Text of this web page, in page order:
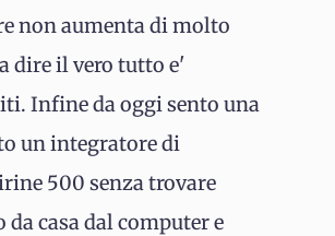
non aumenta di molto
dire il vero tutto e'
Infine da oggi sento una
un integratore di
500 senza trovare
casa dal computer e